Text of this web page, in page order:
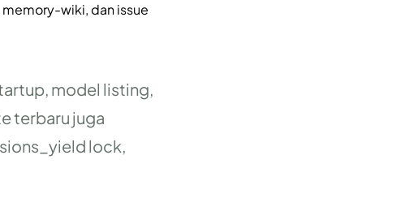
wiki, dan issue
model listing,
terbaru juga
lock,